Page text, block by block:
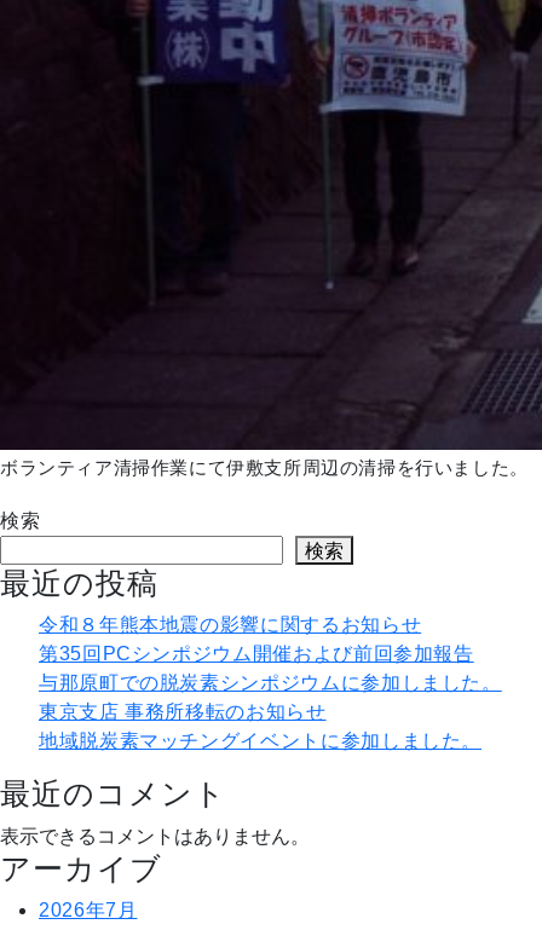
ボランティア清掃作業にて伊敷支所周辺の清掃を行いました。
検索
検索
最近の投稿
令和８年熊本地震の影響に関するお知らせ
第35回PCシンポジウム開催および前回参加報告
与那原町での脱炭素シンポジウムに参加しました。
東京支店 事務所移転のお知らせ
地域脱炭素マッチングイベントに参加しました。
最近のコメント
表示できるコメントはありません。
アーカイブ
2026年7月